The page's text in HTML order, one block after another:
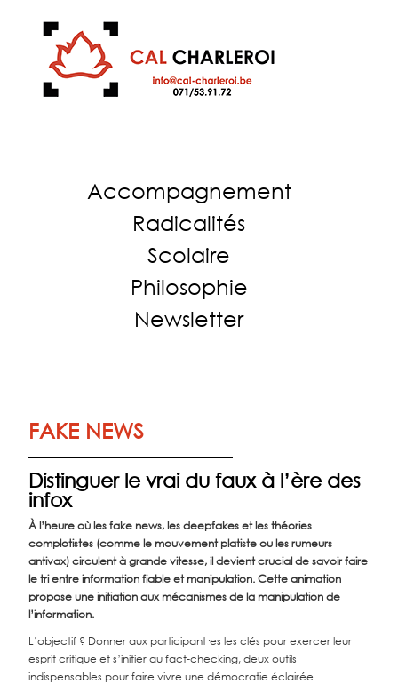
Accompagnement
Radicalités
Scolaire
Philosophie
Newsletter
FAKE NEWS
Distinguer le vrai du faux à l’ère des
infox
À l’heure où les fake news, les deepfakes et les théories
complotistes (comme le mouvement platiste ou les rumeurs
antivax) circulent à grande vitesse, il devient crucial de savoir faire
le tri entre information fiable et manipulation. Cette animation
propose une initiation aux mécanismes de la manipulation de
l’information.
L’objectif ? Donner aux participant·es les clés pour exercer leur
esprit critique et s’initier au fact-checking, deux outils
indispensables pour faire vivre une démocratie éclairée.